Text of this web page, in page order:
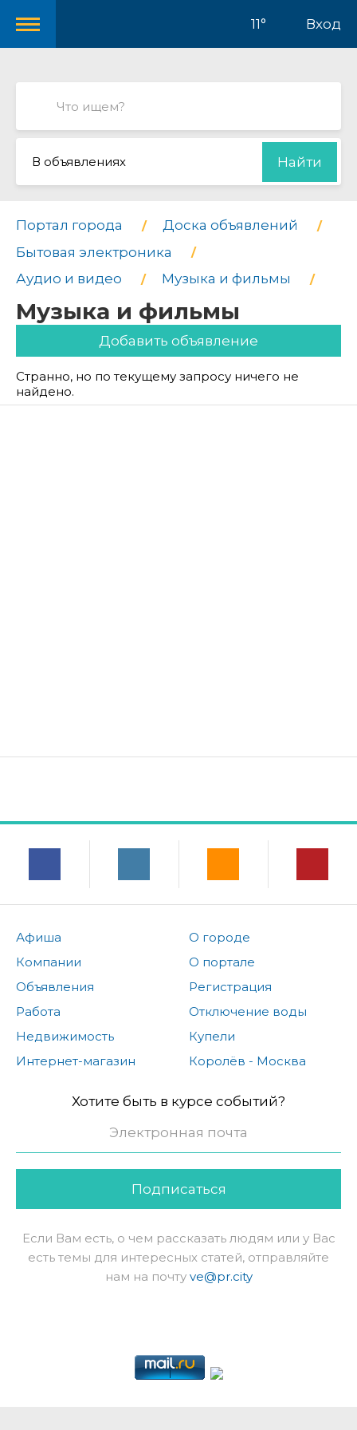
11° Вход
В объявлениях Найти
Портал города
Доска объявлений
Бытовая электроника
Аудио и видео
Музыка и фильмы
Музыка и фильмы
Добавить объявление
Странно, но по текущему запросу ничего не
найдено.
Афиша
Компании
Объявления
Работа
Недвижимость
Интернет-магазин
О городе
О портале
Регистрация
Отключение воды
Купели
Королёв - Москва
Хотите быть в курсе событий?
Подписаться
Если Вам есть, о чем рассказать людям или у Вас
есть темы для интересных статей, отправляйте
нам на почту ve@pr.city